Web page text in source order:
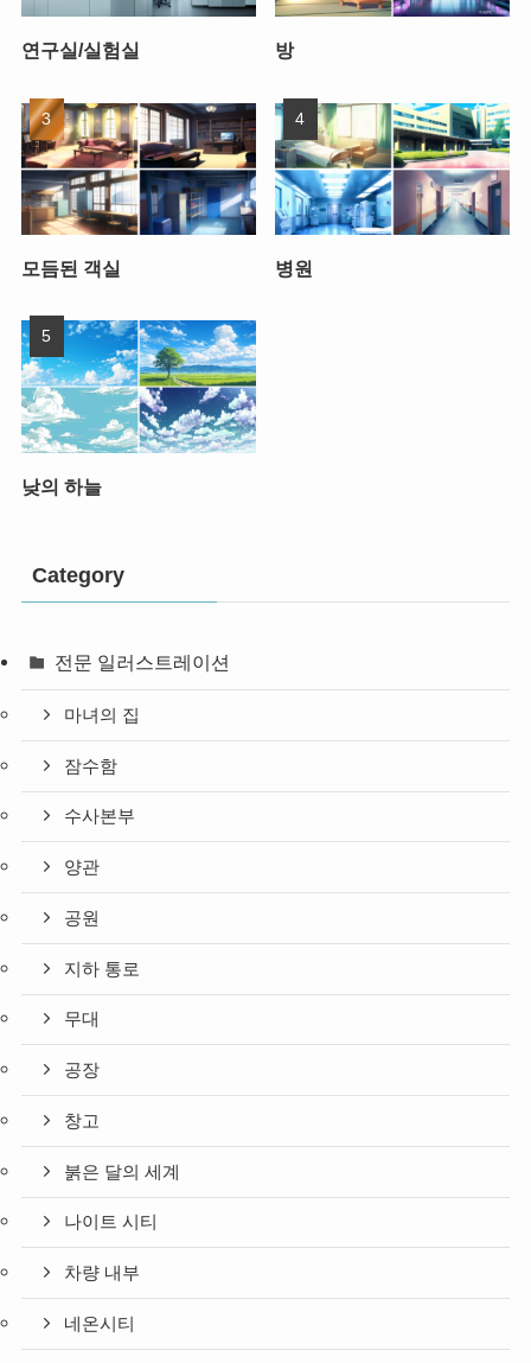
연구실/실험실 방
모듬된 객실 병원
낮의 하늘
Category
전문 일러스트레이션
마녀의 집
잠수함
수사본부
양관
공원
지하 통로
무대
공장
창고
붉은 달의 세계
나이트 시티
차량 내부
네온시티